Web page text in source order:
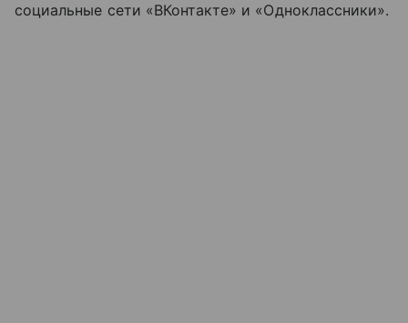
социальные сети «ВКонтакте» и «Одноклассники».